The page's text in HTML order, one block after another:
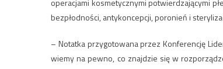
operacjami kosmetycznymi potwierdzającymi
bezpłodności, antykoncepcji, poronień i
– Notatka przygotowana przez Konferencję
wiemy na pewno, co znajdzie się w